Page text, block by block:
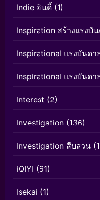
Indie อินดี้ (1)
Inspiration สร้างแรงบัน
Inspirational แรงบันดา
Inspirational แรงบันดา
Interest (2)
Investigation (136)
Investigation สืบสวน
iQIYI (61)
Isekai (1)